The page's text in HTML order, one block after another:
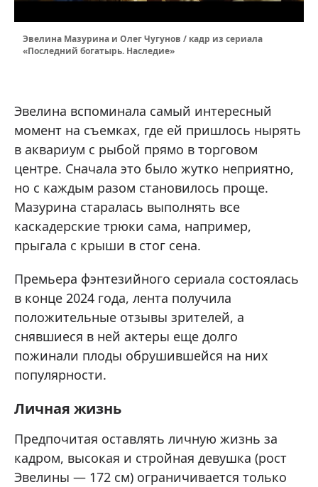
Эвелина Мазурина и Олег Чугунов / кадр из сериала
«Последний богатырь. Наследие»
Эвелина вспоминала самый интересный
момент на съемках, где ей пришлось нырять
в аквариум с рыбой прямо в торговом
центре. Сначала это было жутко неприятно,
но с каждым разом становилось проще.
Мазурина старалась выполнять все
каскадерские трюки сама, например,
прыгала с крыши в стог сена.
Премьера фэнтезийного сериала состоялась
в конце 2024 года, лента получила
положительные отзывы зрителей, а
снявшиеся в ней актеры еще долго
пожинали плоды обрушившейся на них
популярности.
Личная жизнь
Предпочитая оставлять личную жизнь за
кадром, высокая и стройная девушка (рост
Эвелины — 172 см) ограничивается только